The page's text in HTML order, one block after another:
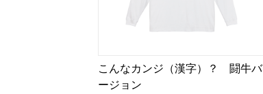
こんなカンジ（漢字）？ 闘牛バ
ージョン